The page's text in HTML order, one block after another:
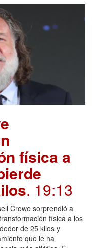
física a
. 19:13
Crowe sorprendió a
física a los
de 25 kilos y
que le ha